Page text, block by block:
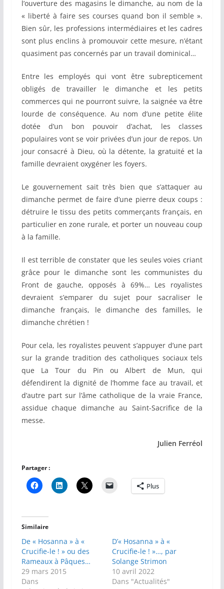
l’ouverture des magasins le dimanche, au nom de la
« liberté à faire ses courses quand bon il semble ».
Bien sûr, les professions intermédiaires et les cadres
sont plus enclins à promouvoir cette mesure, n’étant
quasiment pas concernés par un travail dominical…
Entre les employés qui vont être subrepticement
obligés de travailler le dimanche et les petits
commerces qui ne pourront suivre, la saignée va être
lourde de conséquence. Au nom d’une petite élite
dotée d’un bon pouvoir d’achat, les classes
populaires vont se voir privées d’un jour de repos. Un
jour consacré à Dieu, où la détente, la gratuité et la
famille devraient oxygéner les foyers.
Le gouvernement sait très bien que s’attaquer au
dimanche permet de faire d’une pierre deux coups :
détruire le tissu des petits commerçants français, en
particulier en zone rurale, et porter un nouveau coup
à la famille.
Il est terrible de constater que les seules voies criant
grâce pour le dimanche sont les communistes du
Front de gauche, opposés à 69%… Les royalistes
devraient s’emparer du sujet pour sacraliser le
dimanche français, le dimanche des familles, le
dimanche chrétien !
Pour cela, les royalistes peuvent s’appuyer d’une part
sur la grande tradition des catholiques sociaux tels
que La Tour du Pin ou Albert de Mun, qui
défendirent la dignité de l’homme face au travail, et
d’autre part sur l’âme catholique de la vraie France,
assidue chaque dimanche au Saint-Sacrifice de la
messe.
Julien Ferréol
Partager :
Plus
Similaire
De « Hosanna » à «
Crucifie-le ! » ou des
Rameaux à Pâques…
29 mars 2015
Dans
D’« Hosanna » à «
Crucifie-le ! »…, par
Solange Strimon
10 avril 2022
Dans "Actualités"